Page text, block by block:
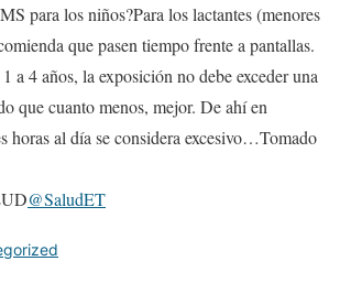
para los niños?Para los lactantes (menores
que pasen tiempo frente a pantallas.
a 4 años, la exposición no debe exceder una
que cuanto menos, mejor. De ahí en
horas al día se considera excesivo…Tomado
@SaludET